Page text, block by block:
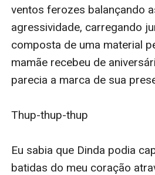
ventos ferozes balançando
agressividade, carregando
composta de uma material
mamãe recebeu de
parecia a marca de sua
Thup-thup-thup
Eu sabia que Dinda podia
batidas do meu coração